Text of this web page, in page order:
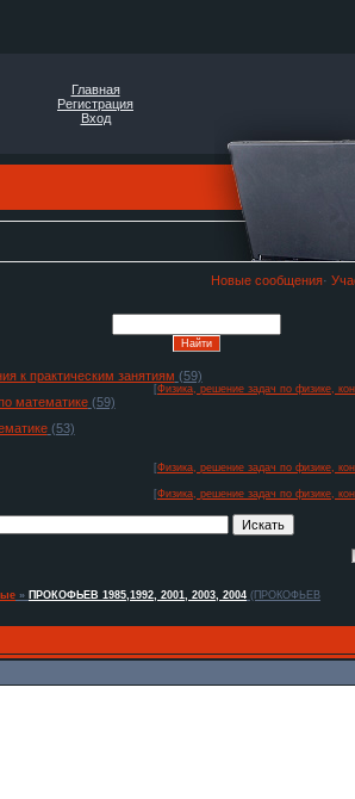
Главная
Регистрация
Вход
Новые сообщения·
к практическим занятиям (59)
[Физика, решение задач по физике,
математике (59)
(53)
[Физика, решение задач по физике,
[Физика, решение задач по физике,
» ПРОКОФЬЕВ 1985,1992, 2001, 2003, 2004 (ПРОКОФЬЕВ